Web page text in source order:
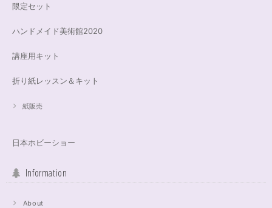
限定セット
ハンドメイド美術館2020
講座用キット
折り紙レッスン＆キット
紙販売
日本ホビーショー
Information
About